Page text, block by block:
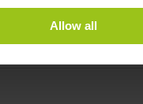
Allow all